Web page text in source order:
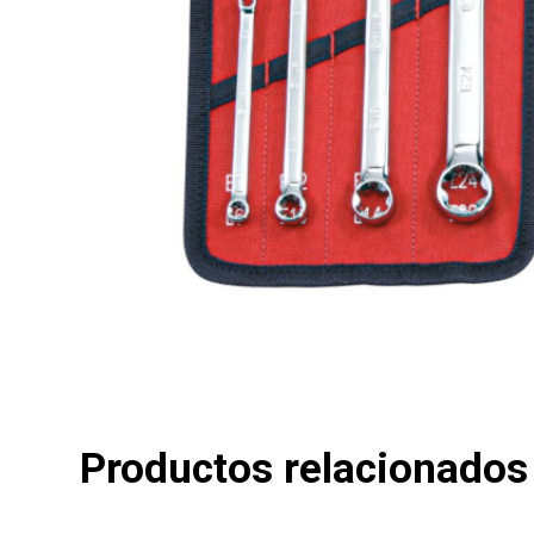
Productos relacionados